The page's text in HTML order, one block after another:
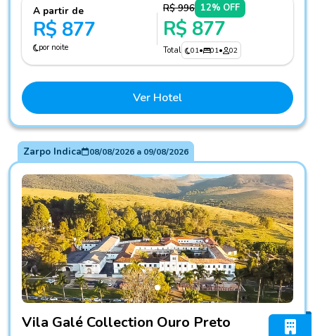
A partir de
R$ 877
por noite
R$ 996 12% OFF
R$ 877
Total 01• 01• 02
Ver Hotel
Zarpo Indica 08/08/2026a 09/08/2026
Vila Galé Collection Ouro Preto